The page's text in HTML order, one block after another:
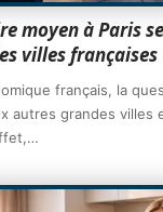
moyen à Paris
villes françaises
français, la
autres grandes villes
…